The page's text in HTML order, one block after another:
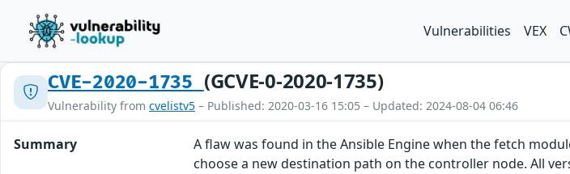
Vulnerabilities VEX
CVE-2020-1735 (GCVE-0-2020-1735)
Vulnerability from cvelistv5 – Published: 2020-03-16 15:05 – Updated: 2024-08-04 06:46
Summary
A flaw was found in the Ansible Engine when the fetch
choose a new destination path on the controller node. All